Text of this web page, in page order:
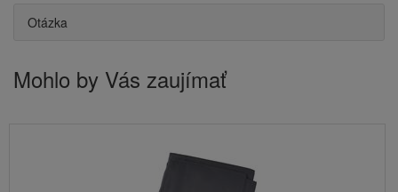
Otázka
Mohlo by Vás zaujímať